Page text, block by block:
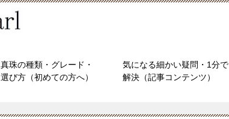
真珠の種類・グレード・
選び方（初めての方へ）
気になる細かい疑問・1分で
解決（記事コンテンツ）